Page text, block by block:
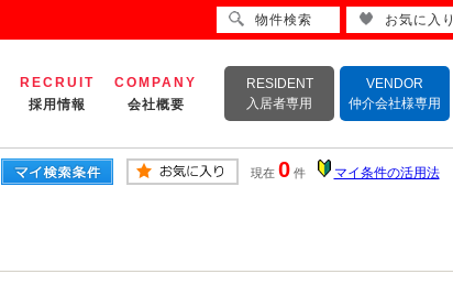
RECRUIT
採用情報
COMPANY
会社概要
RESIDENT
入居者専用
VENDOR
仲介会社様専用
現在 0 件 マイ条件の活用法
物件検索 お気に入り